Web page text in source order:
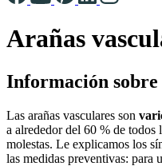
Arañas
Información sobre
Las arañas vasculares son
a alrededor del 60 % de todos
molestas. Le explicamos los
las medidas preventivas: para